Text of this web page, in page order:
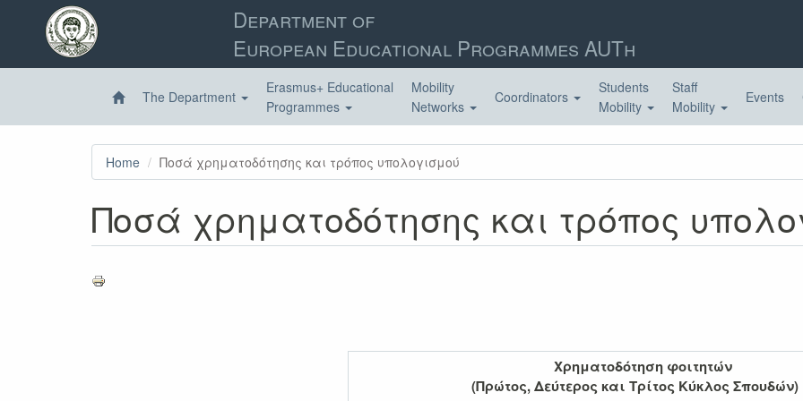
content
Department of
European Educational Programmes AUTh
The Department
Erasmus+ Educational
Programmes
Mobility
Networks
Coordinators
Students
Mobility
Staff
Mobility
Events
Home Ποσά χρηματοδότησης και τρόπος υπολογισμού
Ποσά χρηματοδότησης και τρόπος
Χρηματοδότηση φοιτητών
(Πρώτος, Δεύτερος και Τρίτος Κύκλος Σπουδών)